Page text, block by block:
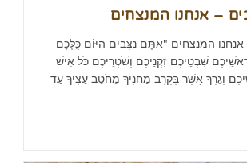
– אנחנו המנצחים
המנצחים "אַתֶּם נִצָּבִים הַיּוֹם כֻּלְּכֶם
שִׁבְטֵיכֶם זִקְנֵיכֶם וְשֹׁטְרֵיכֶם כֹּל אִישׁ
וְגֵרְךָ אֲשֶׁר בְּקֶרֶב מַחֲנֶיךָ מֵחֹטֵב עֵצֶיךָ עַד